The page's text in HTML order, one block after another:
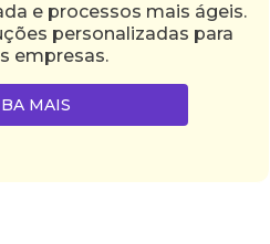
e processos mais ágeis.
personalizadas para
empresas.
MAIS